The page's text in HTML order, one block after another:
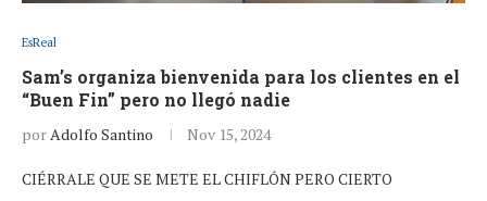
EsReal
Sam’s organiza bienvenida para los clientes en el
“Buen Fin” pero no llegó nadie
porAdolfo Santino Nov 15, 2024
CIÉRRALE QUE SE METE EL CHIFLÓN PERO CIERTO